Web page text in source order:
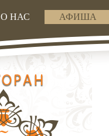
О НАС АФИША